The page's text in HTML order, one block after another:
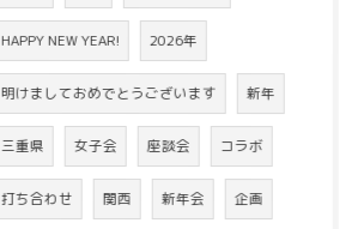
HAPPY NEW YEAR! 2026年
明けましておめでとうございます 新年
三重県 女子会 座談会 コラボ
打ち合わせ 関西 新年会 企画